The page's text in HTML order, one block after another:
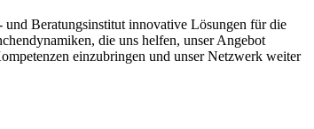
und Beratungsinstitut innovative Lösungen für die
die uns helfen, unser Angebot
einzubringen und unser Netzwerk weiter